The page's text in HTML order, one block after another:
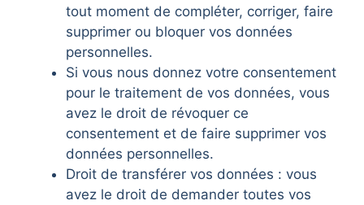
tout moment de compléter, corriger, faire
supprimer ou bloquer vos données
personnelles.
Si vous nous donnez votre consentement
pour le traitement de vos données, vous
avez le droit de révoquer ce
consentement et de faire supprimer vos
données personnelles.
Droit de transférer vos données : vous
avez le droit de demander toutes vos